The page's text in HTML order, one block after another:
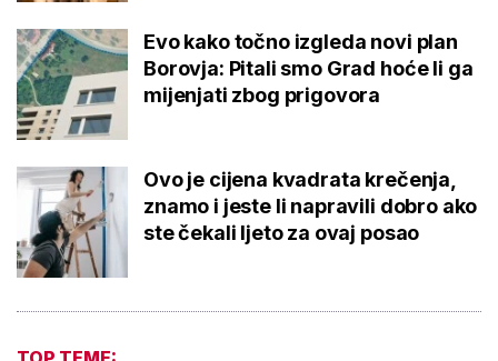
Evo kako točno izgleda novi plan
Borovja: Pitali smo Grad hoće li ga
mijenjati zbog prigovora
Ovo je cijena kvadrata krečenja,
znamo i jeste li napravili dobro ako
ste čekali ljeto za ovaj posao